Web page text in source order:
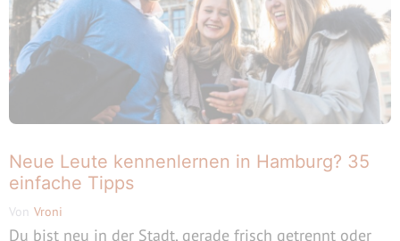
Neue Leute kennenlernen in Hamburg? 35
einfache Tipps
Von Vroni
Du bist neu in der Stadt, gerade frisch getrennt oder